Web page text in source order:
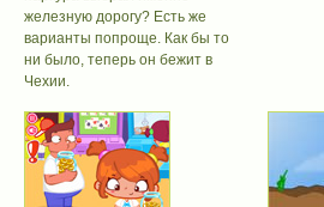
железную дорогу? Есть же
варианты попроще. Как бы то
ни было, теперь он бежит в
Чехии.